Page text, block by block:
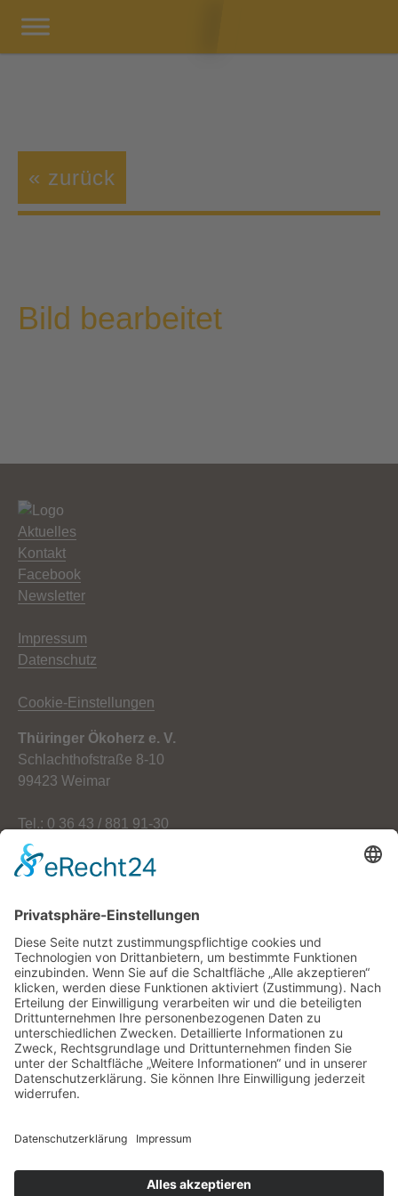
« zurück
Bild bearbeitet
Aktuelles
Kontakt
Facebook
Newsletter
Impressum
Datenschutz
Cookie-Einstellungen
Thüringer Ökoherz e. V.
Schlachthofstraße 8-10
99423 Weimar
Tel.: 0 36 43 / 881 91-30
Fax: 0 36 43 / 881 91-59
E-Mail: info[at]oekoherz.de
Vereinsvorsitzende:
Maria Streitferdt
Suche
nach: